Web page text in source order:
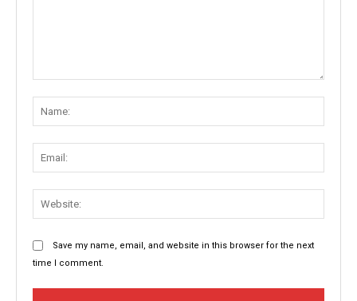
Save my name, email, and website in this browser for the next
time I comment.